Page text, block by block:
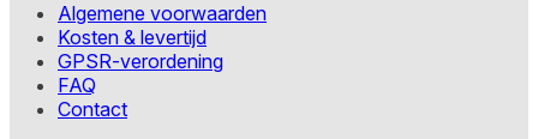
Algemene voorwaarden
Kosten & levertijd
GPSR-verordening
FAQ
Contact